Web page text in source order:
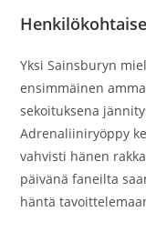
Yksi Sainsburyn
ensimmäinen
sekoituksena
Adrenaliiniryöppy
vahvisti hänen
päivänä faneilta
häntä